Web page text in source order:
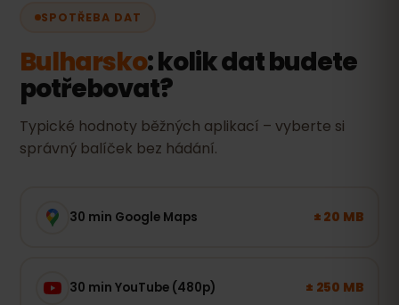
SPOTŘEBA DAT
Bulharsko: kolik dat budete
potřebovat?
Typické hodnoty běžných aplikací – vyberte si
správný balíček bez hádání.
30 min Google Maps ± 20 MB
30 min YouTube (480p) ± 250 MB